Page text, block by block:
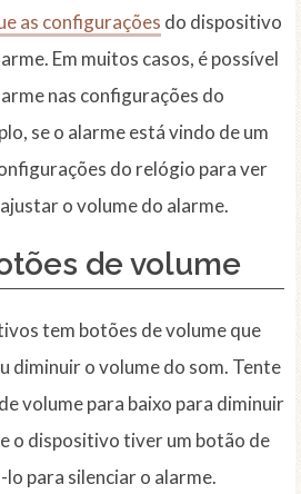
as configurações do dispositivo
Em muitos casos, é possível
nas configurações do
se o alarme está vindo de um
do relógio para ver
o volume do alarme.
de volume
tem botões de volume que
diminuir o volume do som. Tente
volume para baixo para diminuir
o dispositivo tiver um botão de
para silenciar o alarme.